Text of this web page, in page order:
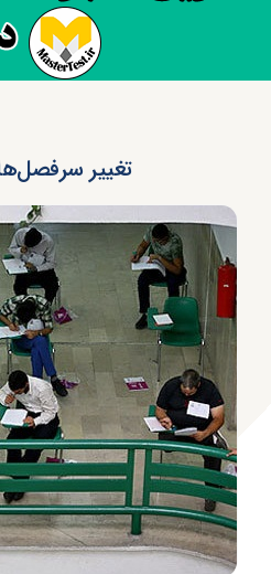
تغییر سرفصل‌های